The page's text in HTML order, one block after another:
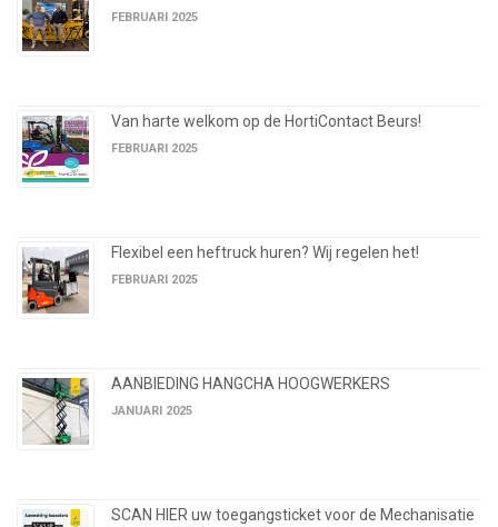
FEBRUARI 2025
Van harte welkom op de HortiContact Beurs!
FEBRUARI 2025
Flexibel een heftruck huren? Wij regelen het!
FEBRUARI 2025
AANBIEDING HANGCHA HOOGWERKERS
JANUARI 2025
SCAN HIER uw toegangsticket voor de Mechanisatie